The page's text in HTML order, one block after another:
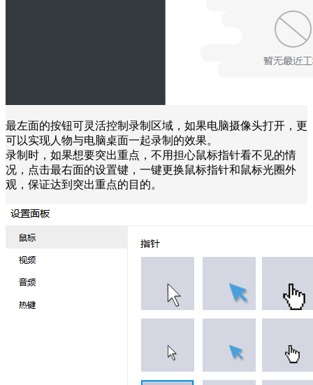
最左面的按钮可灵活控制录制区域，如果电脑摄像头打开，更
可以实现人物与电脑桌面一起录制的效果。
录制时，如果想要突出重点，不用担心鼠标指针看不见的情
况，点击最右面的设置键，一键更换鼠标指针和鼠标光圈外
观，保证达到突出重点的目的。